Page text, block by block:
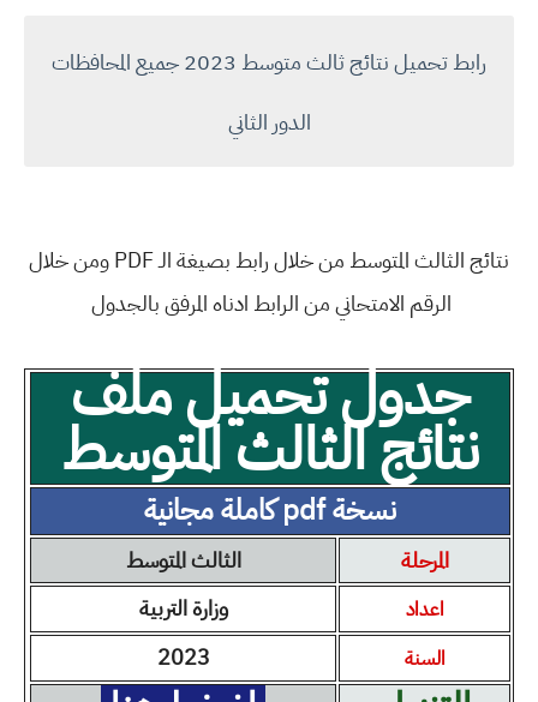
رابط تحميل نتائج ثالث متوسط 2023 جميع المحافظات
الدور الثاني
نتائج الثالث المتوسط من خلال رابط بصيغة الـ PDF ومن خلال
الرقم الامتحاني من الرابط ادناه المرفق بالجدول
جدول تحميل ملف
نتائج الثالث المتوسط
نسخة pdf كاملة مجانية
المرحلة الثالث المتوسط
اعداد وزارة التربية
السنة 2023